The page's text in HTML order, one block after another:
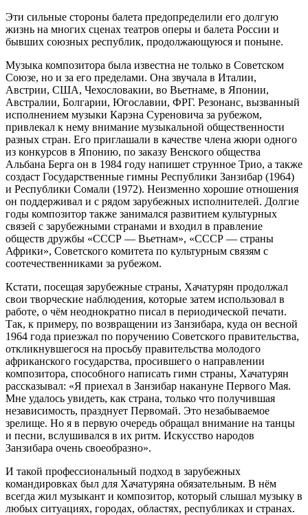
Эти сильные стороны балета предопределили его долгую
жизнь на многих сценах театров оперы и балета России и
бывших союзных республик, продолжающуюся и поныне.
Музыка композитора была известна не только в Советском
Союзе, но и за его пределами. Она звучала в Италии,
Австрии, США, Чехословакии, во Вьетнаме, в Японии,
Австралии, Болгарии, Югославии, ФРГ. Резонанс, вызванный
исполнением музыки Карэна Суреновича за рубежом,
привлекал к нему внимание музыкальной общественности
разных стран. Его приглашали в качестве члена жюри одного
из конкурсов в Японию, по заказу Венского общества
Альбана Берга он в 1984 году напишет струнное Трио, а также
создаст Государственные гимны Республики Занзибар (1964)
и Республики Сомали (1972). Неизменно хорошие отношения
он поддерживал и с рядом зарубежных исполнителей. Долгие
годы композитор также занимался развитием культурных
связей с зарубежными странами и входил в правление
обществ дружбы «СССР — Вьетнам», «СССР — страны
Африки», Советского комитета по культурным связям с
соотечественниками за рубежом.
Кстати, посещая зарубежные страны, Хачатурян продолжал
свои творческие наблюдения, которые затем использовал в
работе, о чём неоднократно писал в периодической печати.
Так, к примеру, по возвращении из Занзибара, куда он весной
1964 года приезжал по поручению Советского правительства,
откликнувшегося на просьбу правительства молодого
африканского государства, просившего о направлении
композитора, способного написать гимн страны, Хачатурян
рассказывал: «Я приехал в Занзибар накануне Первого Мая.
Мне удалось увидеть, как страна, только что получившая
независимость, празднует Первомай. Это незабываемое
зрелище. Но я в первую очередь обращал внимание на танцы
и песни, вслушивался в их ритм. Искусство народов
Занзибара очень своеобразно».
И такой профессиональный подход в зарубежных
командировках был для Хачатуряна обязательным. В нём
всегда жил музыкант и композитор, который слышал музыку в
любых ситуациях, городах, областях, республиках и странах.